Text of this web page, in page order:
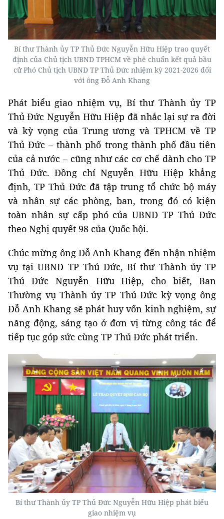
Bí thư Thành ủy TP Thủ Đức Nguyễn Hữu Hiệp trao quyết
định của Chủ tịch UBND TPHCM về phê chuẩn kết quả bầu
cử Phó Chủ tịch UBND TP Thủ Đức nhiệm kỳ 2021-2026 đối
với ông Đỗ Anh Khang
Phát biểu giao nhiệm vụ, Bí thư Thành ủy TP
Thủ Đức Nguyễn Hữu Hiệp đã nhắc lại sự ra đời
và kỳ vọng của Trung ương và TPHCM về TP
Thủ Đức – thành phố trong thành phố đầu tiên
của cả nước – cũng như các cơ chế dành cho TP
Thủ Đức. Đồng chí Nguyễn Hữu Hiệp khẳng
định, TP Thủ Đức đã tập trung tổ chức bộ máy
và nhân sự các phòng, ban, trong đó có kiện
toàn nhân sự cấp phó của UBND TP Thủ Đức
theo Nghị quyết 98 của Quốc hội.
Chúc mừng ông Đỗ Anh Khang đến nhận nhiệm
vụ tại UBND TP Thủ Đức, Bí thư Thành ủy TP
Thủ Đức Nguyễn Hữu Hiệp, cho biết, Ban
Thường vụ Thành ủy TP Thủ Đức kỳ vọng ông
Đỗ Anh Khang sẽ phát huy vốn kinh nghiệm, sự
năng động, sáng tạo ở đơn vị từng công tác để
tiếp tục góp sức cùng TP Thủ Đức phát triển.
Bí thư Thành ủy TP Thủ Đức Nguyễn Hữu Hiệp phát biểu
giao nhiệm vụ